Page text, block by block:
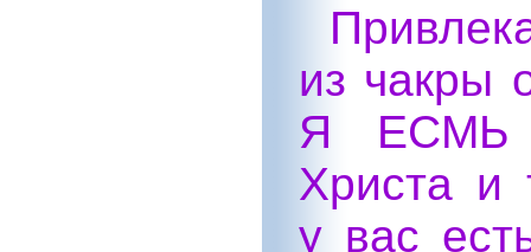
из чакры
Я ЕСМЬ
Христа и
у вас